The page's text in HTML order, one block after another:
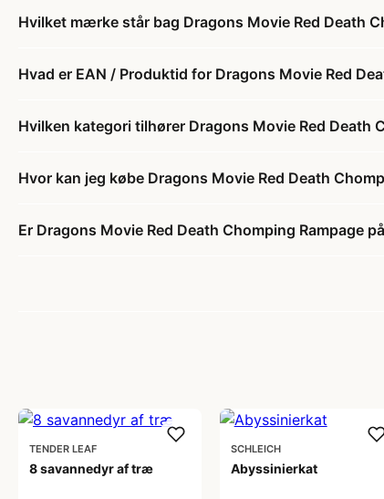
Hvilket mærke står bag Dragons Movie Red Death
Hvad er EAN / Produktid for Dragons Movie Red
Hvilken kategori tilhører Dragons Movie Red Death
Hvor kan jeg købe Dragons Movie Red Death
Er Dragons Movie Red Death Chomping Rampage
TENDER LEAF
8 savannedyr af træ
SCHLEICH
Abyssinierkat